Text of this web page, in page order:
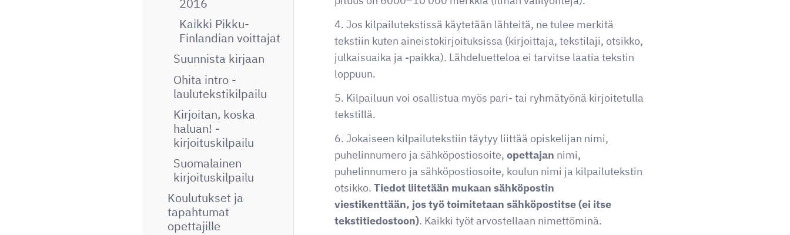
2016
Kaikki Pikku-
Finlandian voittajat
Suunnista kirjaan
Ohita intro -
laulutekstikilpailu
Kirjoitan, koska
haluan! -
kirjoituskilpailu
Suomalainen
kirjoituskilpailu
Koulutukset ja
tapahtumat
opettajille
4. Jos kilpailutekstissä käytetään lähteitä, ne tulee merkitä
tekstiin kuten aineistokirjoituksissa (kirjoittaja, tekstilaji, otsikko,
julkaisuaika ja -paikka). Lähdeluetteloa ei tarvitse laatia tekstin
loppuun.
5. Kilpailuun voi osallistua myös pari- tai ryhmätyönä kirjoitetulla
tekstillä.
6. Jokaiseen kilpailutekstiin täytyy liittää opiskelijan nimi,
puhelinnumero ja sähköpostiosoite, opettajan nimi,
puhelinnumero ja sähköpostiosoite, koulun nimi ja kilpailutekstin
otsikko. Tiedot liitetään mukaan sähköpostin
viestikenttään, jos työ toimitetaan sähköpostitse (ei itse
tekstitiedostoon). Kaikki työt arvostellaan nimettöminä.